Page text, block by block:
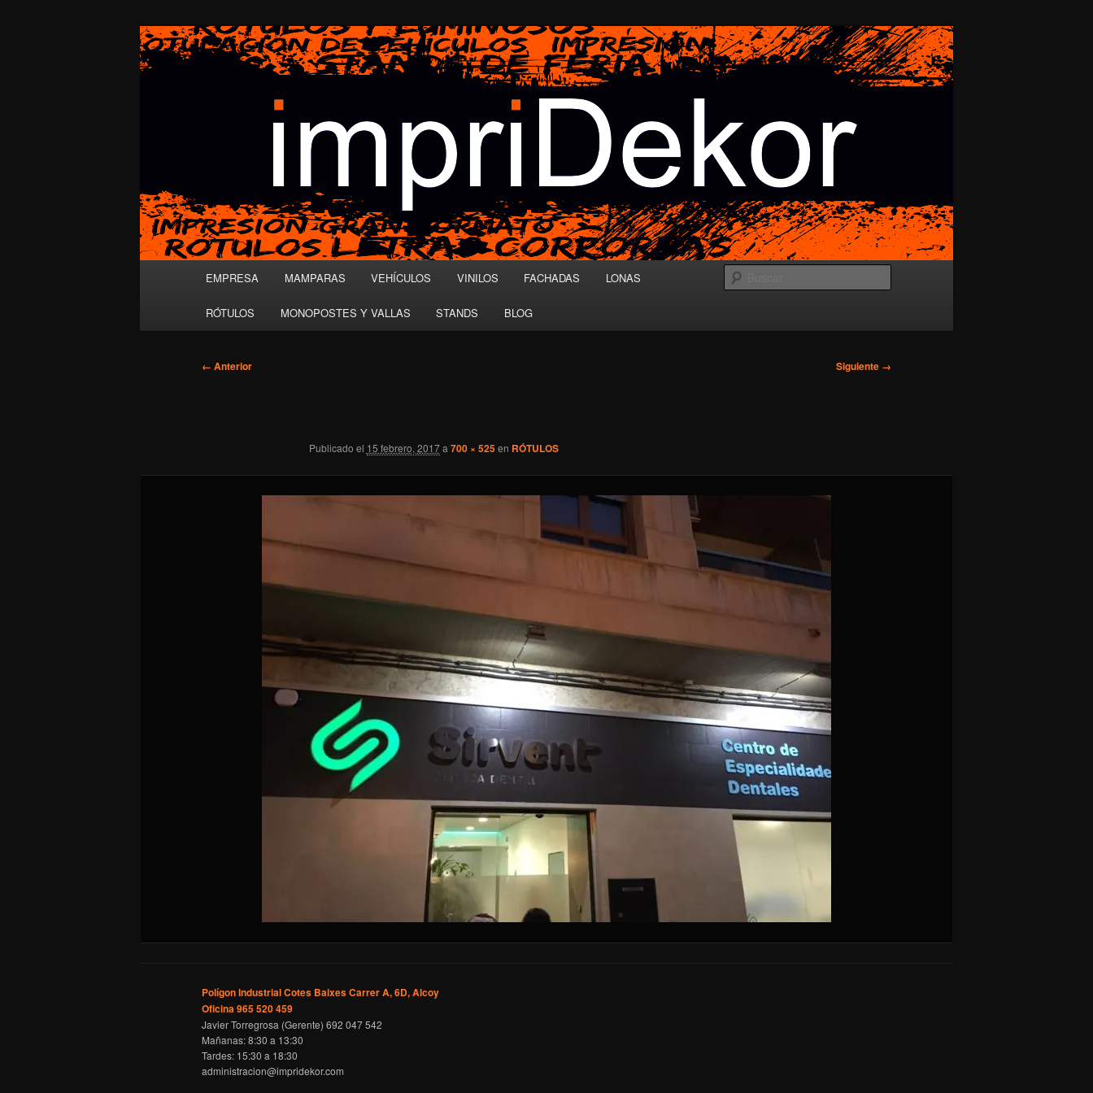
ROTULACIÓN E IMPRESIÓN DIGITAL
EMPRESA MAMPARAS VEHÍCULOS VINILOS FACHADAS LONAS
RÓTULOS MONOPOSTES Y VALLAS STANDS BLOG
Navegador
← Anterior Siguiente →
Publicado el 15 febrero, 2017a 700 × 525en RÓTULOS
Polígon Industrial Cotes Baixes Carrer A, 6D, Alcoy
Oficina 965 520 459
Javier Torregrosa (Gerente) 692 047 542
Mañanas: 8:30 a 13:30
Tardes: 15:30 a 18:30
administracion@impridekor.com